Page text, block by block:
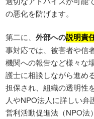
の悪化を防げます。
第二に、外部への説明責
事対応では、被害者や信
機関への報告など様々な
護士に相談しながら進め
担保され、組織の透明性
人やNPO法人に詳しい
営利活動促進法（NPO法